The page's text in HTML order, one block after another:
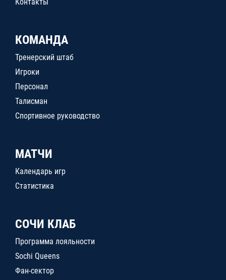
КОМАНДА
Тренерский штаб
Игроки
Персонал
Талисман
Спортивное руководство
МАТЧИ
Календарь игр
Статистика
СОЧИ КЛАБ
Программа лояльности
Sochi Queens
Фан-сектор